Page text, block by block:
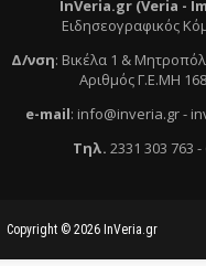
InVeria.gr (Veria - Ι
Ειδησεογραφικός
Δ/νση: Βικέλα 1 &
Αριθμός Γ.Ε.ΜΗ
e-mail: info@inveria.gr- i
Τηλ. 2331 303 763 -
Copyright © 2026 InVeria.gr